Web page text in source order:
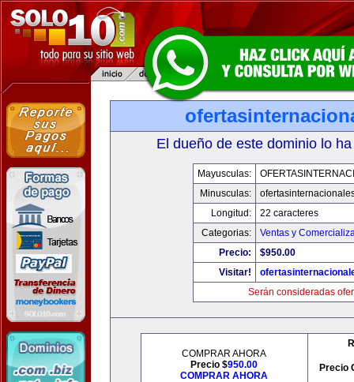
El dueño de este dominio lo
Mayusculas:
Minusculas:
Longitud:
22 caracteres
Categorias:
Ventas y
Precio:
$950.00
Visitar!
Serán consideradas
COMPRAR AHORA
Precio $950.00
COMPRAR AHORA
Precio